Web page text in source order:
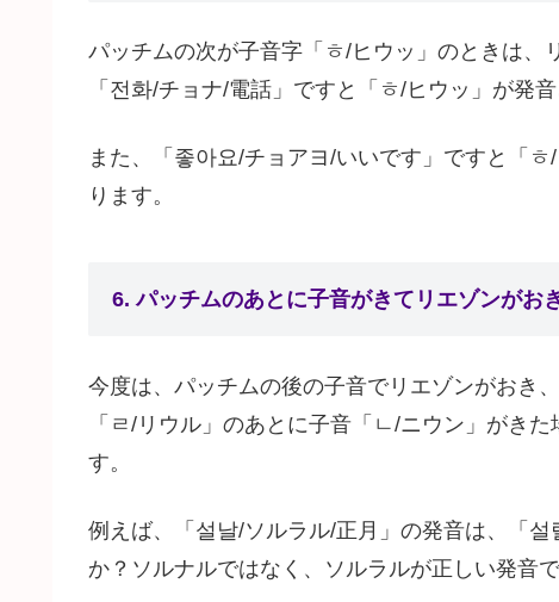
パッチムの次が子音字「ㅎ/ヒウッ」のときは、
「전화/チョナ/電話」ですと「ㅎ/ヒウッ」が発
また、「좋아요/チョアヨ/いいです」ですと「
ります。
6. パッチムのあとに子音がきてリエゾンがお
今度は、パッチムの後の子音でリエゾンがおき
「ㄹ/リウル」のあとに子音「ㄴ/ニウン」がき
す。
例えば、「설날/ソルラル/正月」の発音は、「
か？ソルナルではなく、ソルラルが正しい発音で